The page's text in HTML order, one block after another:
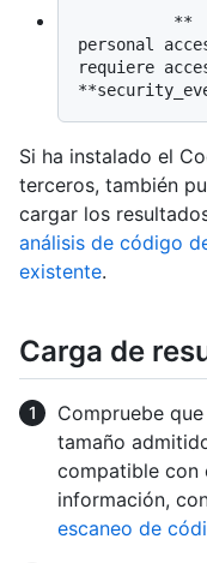
personal
requiere
Si ha instalado el
terceros, también
cargar los
análisis de código
existente.
Carga de
Compruebe
tamaño
compatible con
información,
escaneo de